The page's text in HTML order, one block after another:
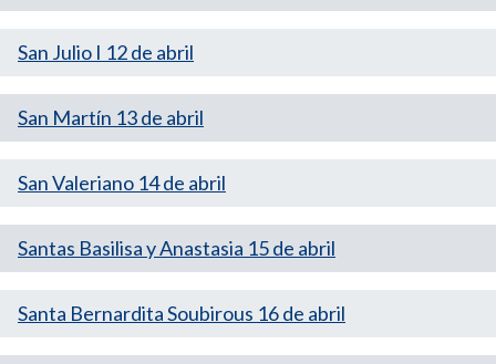
San Julio I 12 de abril
San Martín 13 de abril
San Valeriano 14 de abril
Santas Basilisa y Anastasia 15 de abril
Santa Bernardita Soubirous 16 de abril